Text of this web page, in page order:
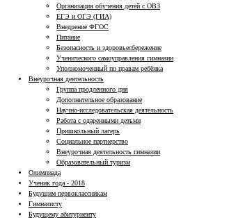
Организация обучения детей с ОВЗ
ЕГЭ и ОГЭ (ГИА)
Внедрение ФГОС
Питание
Безопасность и здоровьесбережение
Ученического самоуправления гимназии
Уполномоченный по правам ребёнка
Внеурочная деятельность
Группа продленного дня
Дополнительное образование
Научно-исследовательская деятельность
Работа с одаренными детьми
Пришкольный лагерь
Социальное партнерство
Внеурочная деятельность гимназии
Образовательный туризм
Олимпиада
Ученик года - 2018
Будущим первоклассникам
Гимназисту
Будущему абитуриенту